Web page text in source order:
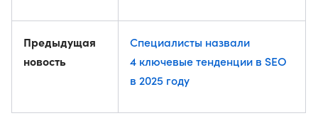
Предыдущая
новость
Специалисты назвали
4 ключевые тенденции в SEO
в 2025 году